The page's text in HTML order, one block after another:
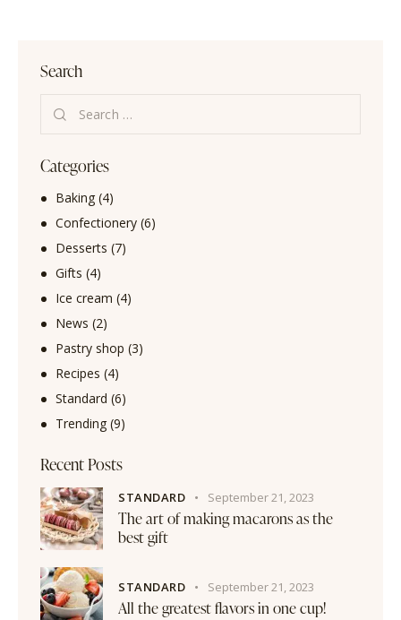
Search
Categories
Baking(4)
Confectionery(6)
Desserts (7)
Gifts (4)
Ice cream (4)
News (2)
Pastry shop (3)
Recipes (4)
Standard (6)
Trending(9)
Recent Posts
STANDARD September 21, 2023
The art of making macarons as the
best gift
STANDARD September 21, 2023
All the greatest flavors in one cup!